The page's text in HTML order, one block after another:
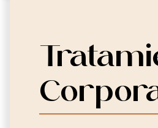
una piel firme, suave
y tonificada,
natural del cuerpo.